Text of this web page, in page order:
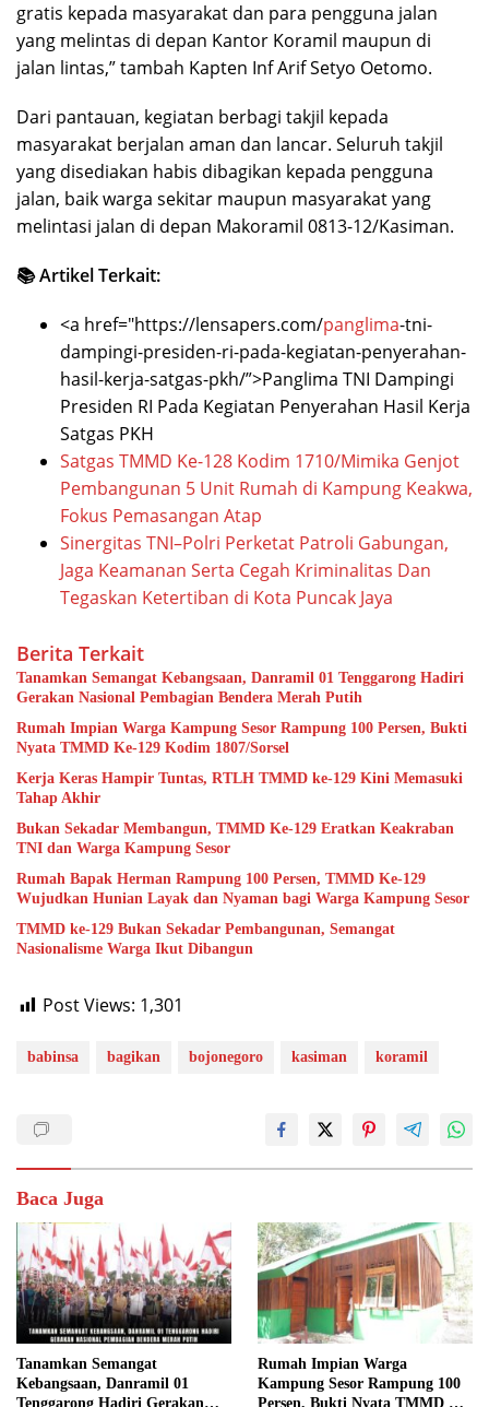
gratis kepada masyarakat dan para pengguna jalan
yang melintas di depan Kantor Koramil maupun di
jalan lintas,” tambah Kapten Inf Arif Setyo Oetomo.
Dari pantauan, kegiatan berbagi takjil kepada
masyarakat berjalan aman dan lancar. Seluruh takjil
yang disediakan habis dibagikan kepada pengguna
jalan, baik warga sekitar maupun masyarakat yang
melintasi jalan di depan Makoramil 0813-12/Kasiman.
📚 Artikel Terkait:
<a href="https://lensapers.com/panglima-tni-
dampingi-presiden-ri-pada-kegiatan-penyerahan-
hasil-kerja-satgas-pkh/”>Panglima TNI Dampingi
Presiden RI Pada Kegiatan Penyerahan Hasil Kerja
Satgas PKH
Satgas TMMD Ke-128 Kodim 1710/Mimika Genjot
Pembangunan 5 Unit Rumah di Kampung Keakwa,
Fokus Pemasangan Atap
Sinergitas TNI–Polri Perketat Patroli Gabungan,
Jaga Keamanan Serta Cegah Kriminalitas Dan
Tegaskan Ketertiban di Kota Puncak Jaya
Berita Terkait
Tanamkan Semangat Kebangsaan, Danramil 01 Tenggarong Hadiri
Gerakan Nasional Pembagian Bendera Merah Putih
Rumah Impian Warga Kampung Sesor Rampung 100 Persen, Bukti
Nyata TMMD Ke-129 Kodim 1807/Sorsel
Kerja Keras Hampir Tuntas, RTLH TMMD ke-129 Kini Memasuki
Tahap Akhir
Bukan Sekadar Membangun, TMMD Ke-129 Eratkan Keakraban
TNI dan Warga Kampung Sesor
Rumah Bapak Herman Rampung 100 Persen, TMMD Ke-129
Wujudkan Hunian Layak dan Nyaman bagi Warga Kampung Sesor
TMMD ke-129 Bukan Sekadar Pembangunan, Semangat
Nasionalisme Warga Ikut Dibangun
Post Views: 1,301
babinsa bagikan bojonegoro kasiman koramil
Baca Juga
Tanamkan Semangat
Kebangsaan, Danramil 01
Tenggarong Hadiri Gerakan
Rumah Impian Warga
Kampung Sesor Rampung 100
Persen, Bukti Nyata TMMD Ke-